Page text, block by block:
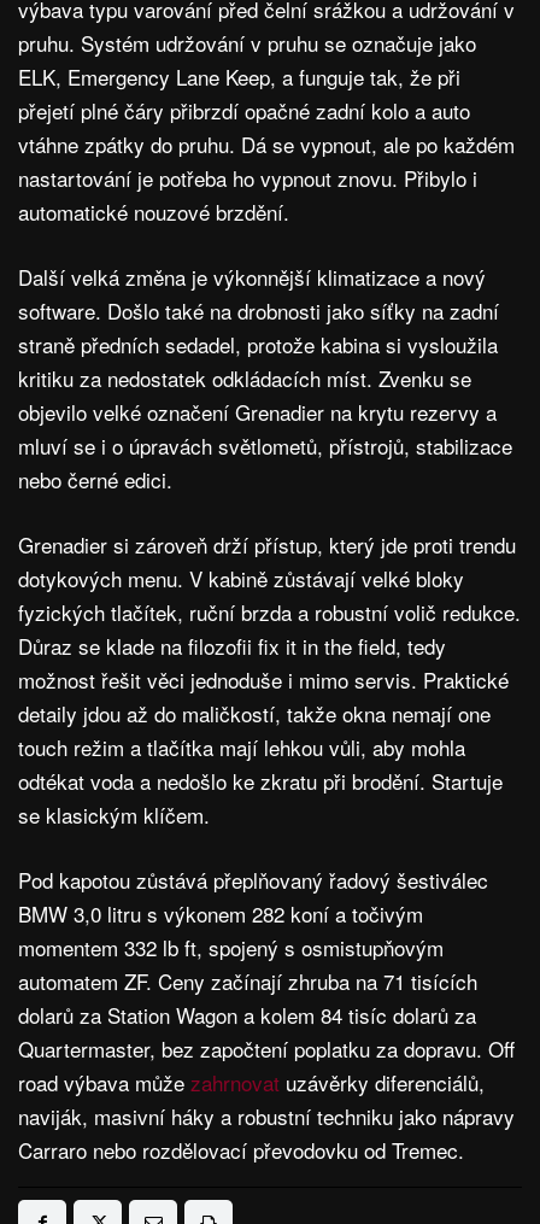
výbava typu varování před čelní srážkou a udržování v
pruhu. Systém udržování v pruhu se označuje jako
ELK, Emergency Lane Keep, a funguje tak, že při
přejetí plné čáry přibrzdí opačné zadní kolo a auto
vtáhne zpátky do pruhu. Dá se vypnout, ale po každém
nastartování je potřeba ho vypnout znovu. Přibylo i
automatické nouzové brzdění.
Další velká změna je výkonnější klimatizace a nový
software. Došlo také na drobnosti jako síťky na zadní
straně předních sedadel, protože kabina si vysloužila
kritiku za nedostatek odkládacích míst. Zvenku se
objevilo velké označení Grenadier na krytu rezervy a
mluví se i o úpravách světlometů, přístrojů, stabilizace
nebo černé edici.
Grenadier si zároveň drží přístup, který jde proti trendu
dotykových menu. V kabině zůstávají velké bloky
fyzických tlačítek, ruční brzda a robustní volič redukce.
Důraz se klade na filozofii fix it in the field, tedy
možnost řešit věci jednoduše i mimo servis. Praktické
detaily jdou až do maličkostí, takže okna nemají one
touch režim a tlačítka mají lehkou vůli, aby mohla
odtékat voda a nedošlo ke zkratu při brodění. Startuje
se klasickým klíčem.
Pod kapotou zůstává přeplňovaný řadový šestiválec
BMW 3,0 litru s výkonem 282 koní a točivým
momentem 332 lb ft, spojený s osmistupňovým
automatem ZF. Ceny začínají zhruba na 71 tisících
dolarů za Station Wagon a kolem 84 tisíc dolarů za
Quartermaster, bez započtení poplatku za dopravu. Off
road výbava může zahrnovat uzávěrky diferenciálů,
naviják, masivní háky a robustní techniku jako nápravy
Carraro nebo rozdělovací převodovku od Tremec.